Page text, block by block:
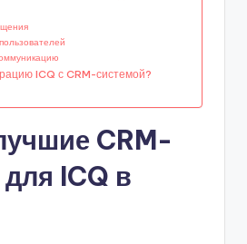
ICQ с CRM-системой?
CRM-
ICQ в